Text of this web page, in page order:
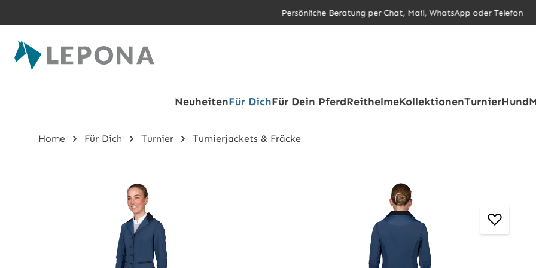
Persönliche Beratung per Chat, Mail, WhatsApp oder Telefon
NeuheitenFür DichFür Dein PferdReithelmeKollektionenTurnierHund
Home Für Dich Turnier Turnierjackets & Fräcke
Bildergalerie überspringen